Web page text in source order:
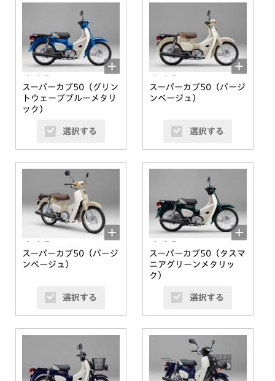
スーパーカブ50（グリン
トウェーブブルーメタリ
ック）
選択する
スーパーカブ50（バージ
ンベージュ）
選択する
スーパーカブ50（バージ
ンベージュ）
選択する
スーパーカブ50（タスマ
ニアグリーンメタリッ
ク）
選択する